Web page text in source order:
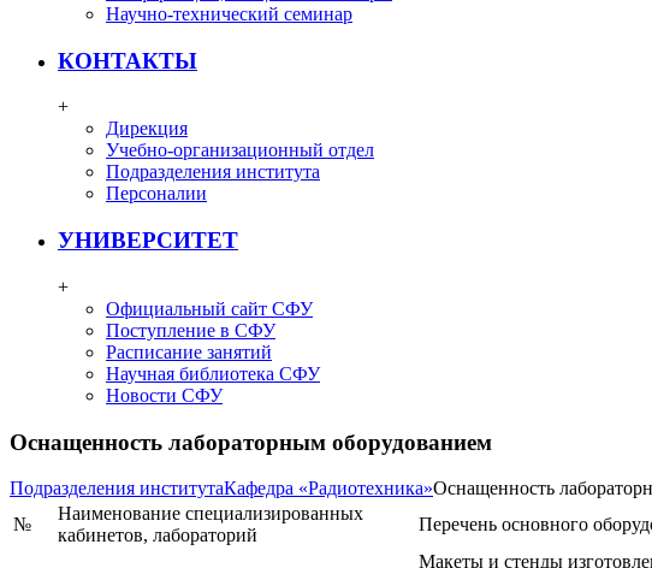
Научно-технический семинар
КОНТАКТЫ
+
Дирекция
Учебно-организационный отдел
Подразделения института
Персоналии
УНИВЕРСИТЕТ
+
Официальный сайт СФУ
Поступление в СФУ
Расписание занятий
Научная библиотека СФУ
Новости СФУ
Оснащенность лабораторным оборудованием
Подразделения институтаКафедра «Радиотехника»Оснащенность
№
Наименование специализированных
кабинетов, лабораторий
Перечень основного
Макеты и стенды